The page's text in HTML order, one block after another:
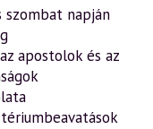
napján
apostolok és az